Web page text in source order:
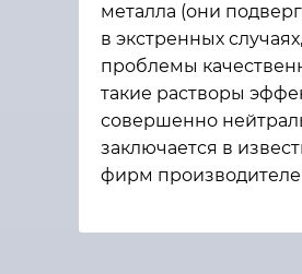
металла (они
в экстренных
проблемы
такие растворы
совершенно
заключается в
фирм